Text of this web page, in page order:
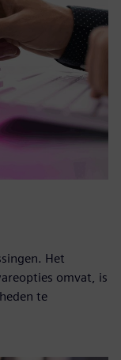
Het
omvat, is
te